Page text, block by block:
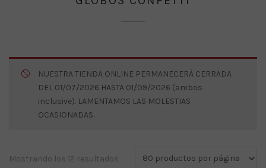
NUESTRA TIENDA ONLINE PERMANECERÁ CERRADA
DEL 01/07/2026 HASTA 01/09/2026 (ambos
inclusive). LAMENTAMOS LAS MOLESTIAS
OCASIONADAS.
Mostrando los 12 resultados Ordenado